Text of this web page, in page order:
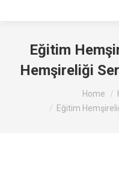
Eğitim
Hemşireliği
Home
Eğitim